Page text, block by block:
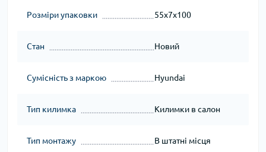
Розміри упаковки 55x7x100
Стан Новий
Сумісність з маркою Hyundai
Тип килимка Килимки в салон
Тип монтажу В штатні місця